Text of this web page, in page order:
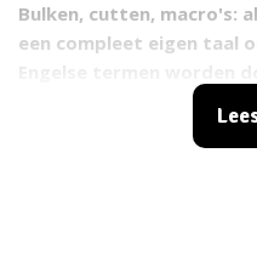
Bulken, cutten, macro's:
een compleet eigen taal
daarbovenop komen er
trendwoorden bij. Alsof